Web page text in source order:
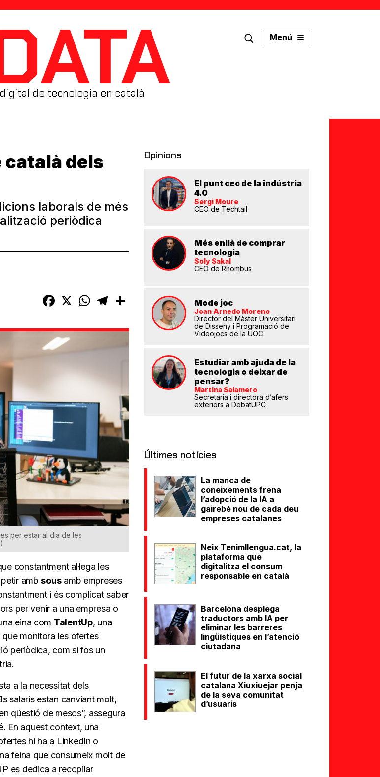
de tecnologia en català
Menú
català dels
laborals de més
periòdica
Facebook
X WhatsAppTelegramComparteix
per estar al dia de les
constantment al·lega les
ambsousamb empreses
i és complicat saber
per venir a una empresa o
eina com TalentUp, una
que monitora les ofertes
periòdica, com si fos un
a la necessitat dels
salaris estan canviant molt,
qüestió de mesos”, assegura
En aquest context, una
hi ha a LinkedIn o
feina que consumeix molt de
es dedica a recopilar
Opinions
El punt cec de la indústria
4.0
Sergi Moure
CEO de Techtail
Més enllà de comprar
tecnologia
Soly Sakal
CEO de Rhombus
Mode joc
Joan Arnedo Moreno
Director del Màster Universitari
de Disseny i Programació de
Videojocs de la UOC
Estudiar amb ajuda de la
tecnologia o deixar de
pensar?
Martina Salamero
Secretaria i directora d’afers
exteriors a DebatUPC
Últimes notícies
La manca de
coneixements frena
l’adopció de la IA a
gairebé nou de cada deu
empreses catalanes
Neix Tenimllengua.cat, la
plataforma que
digitalitza el consum
responsable en català
Barcelona desplega
traductors amb IA per
eliminar les barreres
lingüístiques en l’atenció
ciutadana
El futur de la xarxa social
catalana Xiuxiuejar penja
de la seva comunitat
d’usuaris